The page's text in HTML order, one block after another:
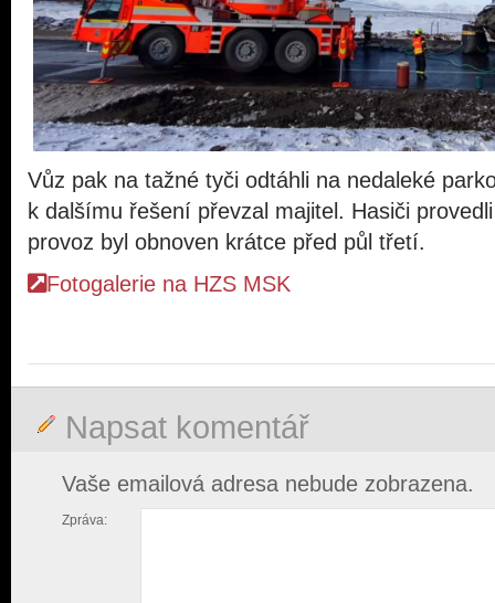
Vůz pak na tažné tyči odtáhli na nedaleké
k dalšímu řešení převzal majitel. Hasiči
provoz byl obnoven krátce před půl třetí.
Fotogalerie na HZS MSK
Napsat komentář
Vaše emailová adresa nebude zobrazena.
Zpráva: